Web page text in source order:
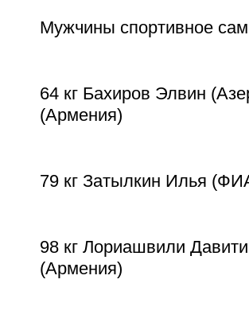
Мужчины спортивное
64 кг Бахиров Элвин
(Армения)
79 кг Затылкин Илья
98 кг Лориашвили
(Армения)